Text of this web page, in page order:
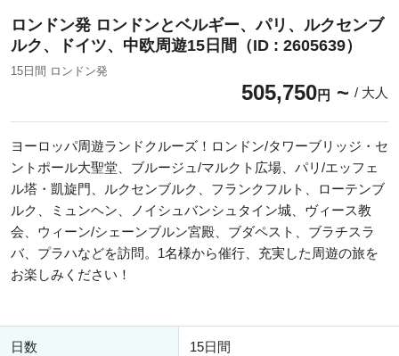
ロンドン発 ロンドンとベルギー、パリ、ルクセンブ
ルク、ドイツ、中欧周遊15日間（ID : 2605639）
15日間 ロンドン発
505,750円 / 大人
ヨーロッパ周遊ランドクルーズ！ロンドン/タワーブリッジ・セ
ントポール大聖堂、ブルージュ/マルクト広場、パリ/エッフェ
ル塔・凱旋門、ルクセンブルク、フランクフルト、ローテンブ
ルク、ミュンヘン、ノイシュバンシュタイン城、ヴィース教
会、ウィーン/シェーンブルン宮殿、ブダペスト、ブラチスラ
バ、プラハなどを訪問。1名様から催行、充実した周遊の旅を
お楽しみください！
日数 15日間